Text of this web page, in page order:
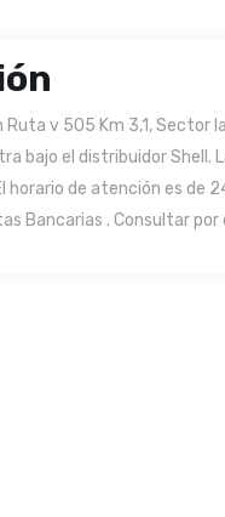
Ruta v 505 Km 3,1, Sector
bajo el distribuidor Shell.
El horario de atención es
Bancarias . Consultar